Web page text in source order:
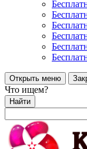
Открыть меню
Что ищем?
Найти